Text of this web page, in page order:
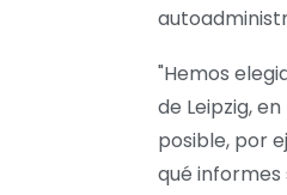
"Hemos
de Leipzig,
posible, por
qué